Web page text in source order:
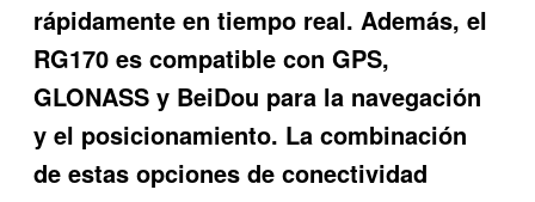
rápidamente en tiempo real. Además, el
RG170 es compatible con GPS,
GLONASS y BeiDou para la navegación
y el posicionamiento. La combinación
de estas opciones de conectividad